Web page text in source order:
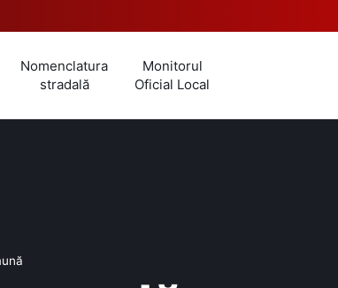
Nomenclatura
stradală
Monitorul
Oficial Local